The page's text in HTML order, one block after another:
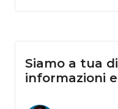
Siamo a tua
informazioni